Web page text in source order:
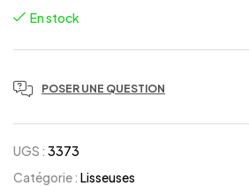
En stock
POSER UNE QUESTION
UGS : 3373
Catégorie : Lisseuses